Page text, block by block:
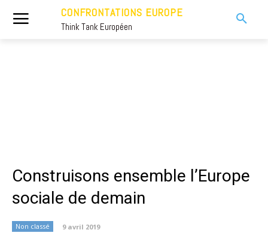
CONFRONTATIONS EUROPE
Think Tank Européen
Construisons ensemble l’Europe
sociale de demain
Non classé 9 avril 2019